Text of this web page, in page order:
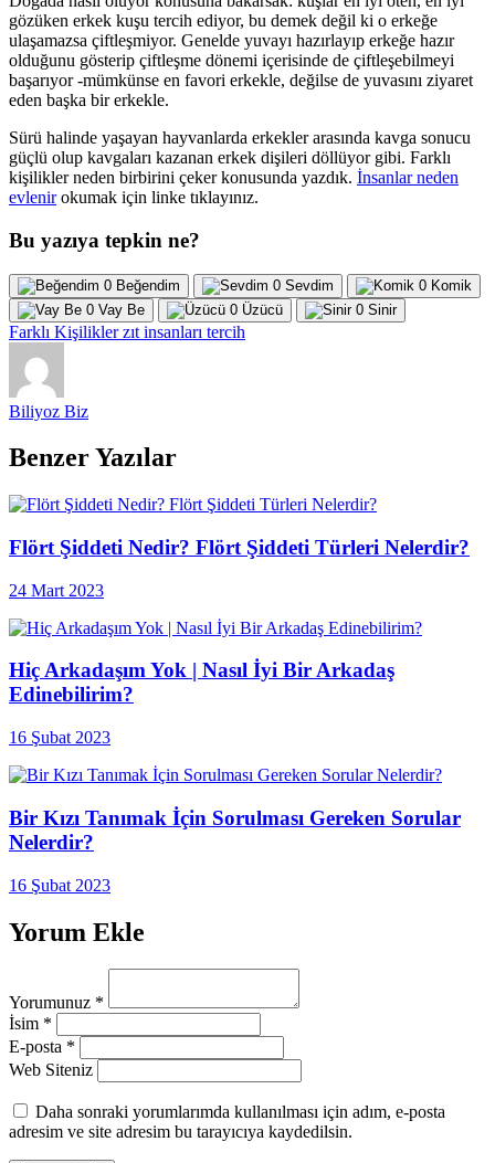
gözüken erkek kuşu tercih ediyor, bu demek değil ki o erkeğe
ulaşamazsa çiftleşmiyor. Genelde yuvayı hazırlayıp erkeğe hazır
olduğunu gösterip çiftleşme dönemi içerisinde de çiftleşebilmeyi
başarıyor -mümkünse en favori erkekle, değilse de yuvasını ziyaret
eden başka bir erkekle.
Sürü halinde yaşayan hayvanlarda erkekler arasında kavga sonucu
güçlü olup kavgaları kazanan erkek dişileri döllüyor gibi. Farklı
kişilikler neden birbirini çeker konusunda yazdık. İnsanlar neden
evlenirokumak için linke tıklayınız.
Bu yazıya tepkin ne?
0 Beğendim 0 Sevdim 0 Komik
0 Vay Be 0 Üzücü 0 Sinir
Farklı Kişiliklerzıt insanları tercih
Biliyoz Biz
Benzer Yazılar
Flört Şiddeti Nedir? Flört Şiddeti Türleri Nelerdir?
24 Mart 2023
Hiç Arkadaşım Yok | Nasıl İyi Bir Arkadaş
Edinebilirim?
16 Şubat 2023
Bir Kızı Tanımak İçin Sorulması Gereken Sorular
Nelerdir?
16 Şubat 2023
Yorum Ekle
Yorumunuz *
İsim *
E-posta *
Web Siteniz
Daha sonraki yorumlarımda kullanılması için adım, e-posta
adresim ve site adresim bu tarayıcıya kaydedilsin.